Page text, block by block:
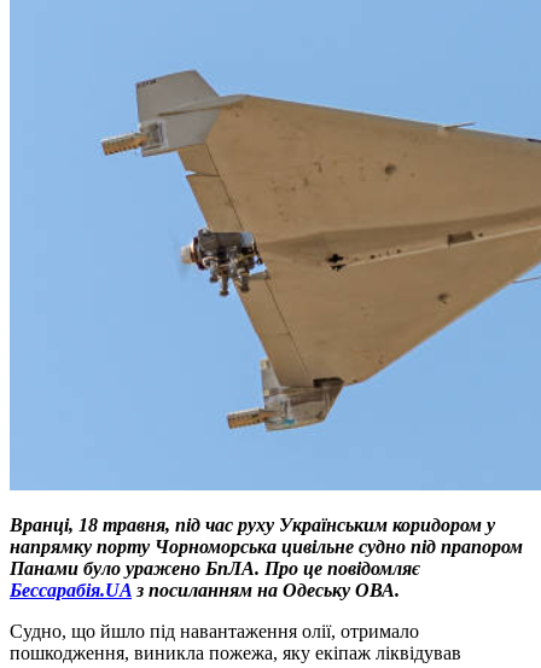
Вранці, 18 травня, під час руху Українським коридором у
напрямку порту Чорноморська цивільне судно під прапором
Панами було уражено БпЛА. Про це повідомляє
Бессарабія.UA з посиланням на Одеську ОВА.
Судно, що йшло під навантаження олії, отримало
пошкодження, виникла пожежа, яку екіпаж ліквідував